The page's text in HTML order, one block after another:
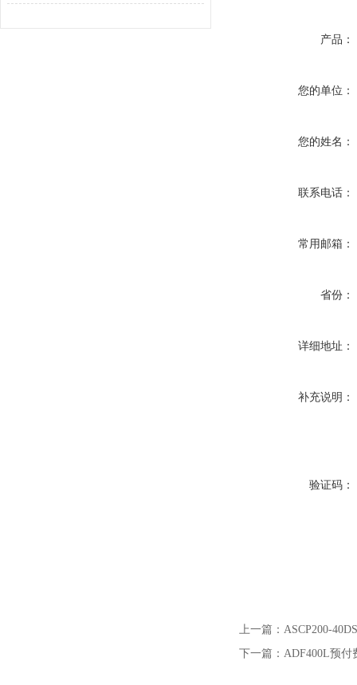
产品：
您的单位：
您的姓名：
联系电话：
常用邮箱：
省份：
详细地址：
补充说明：
验证码：
上一篇： ASCP200-
下一篇： ADF400L预付